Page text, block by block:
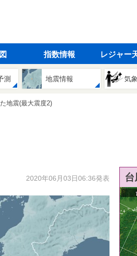
指数情報 レジャー
測 地震情報 気
地震(最大震度2)
2020年06月03日06:36発表